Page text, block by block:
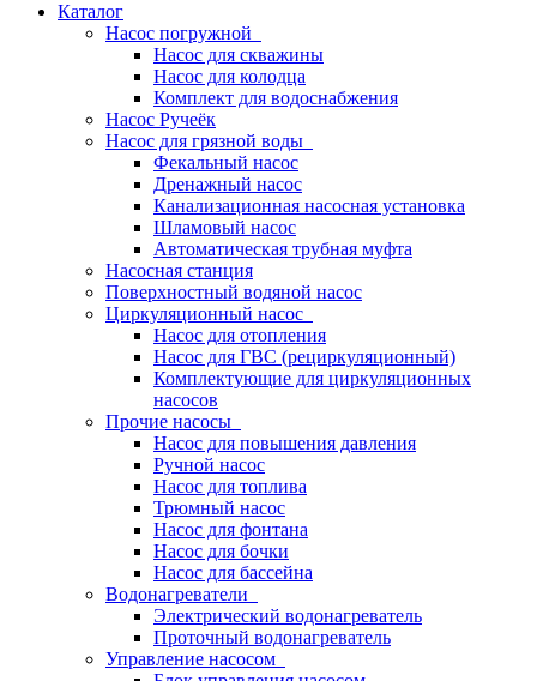
Каталог
Насос погружной
Насос для скважины
Насос для колодца
Комплект для водоснабжения
Насос Ручеёк
Насос для грязной воды
Фекальный насос
Дренажный насос
Канализационная насосная установка
Шламовый насос
Автоматическая трубная муфта
Насосная станция
Поверхностный водяной насос
Циркуляционный насос
Насос для отопления
Насос для ГВС (рециркуляционный)
Комплектующие для циркуляционных
насосов
Прочие насосы
Насос для повышения давления
Ручной насос
Насос для топлива
Трюмный насос
Насос для фонтана
Насос для бочки
Насос для бассейна
Водонагреватели
Электрический водонагреватель
Проточный водонагреватель
Управление насосом